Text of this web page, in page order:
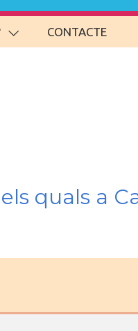
CONTACTE
quals a